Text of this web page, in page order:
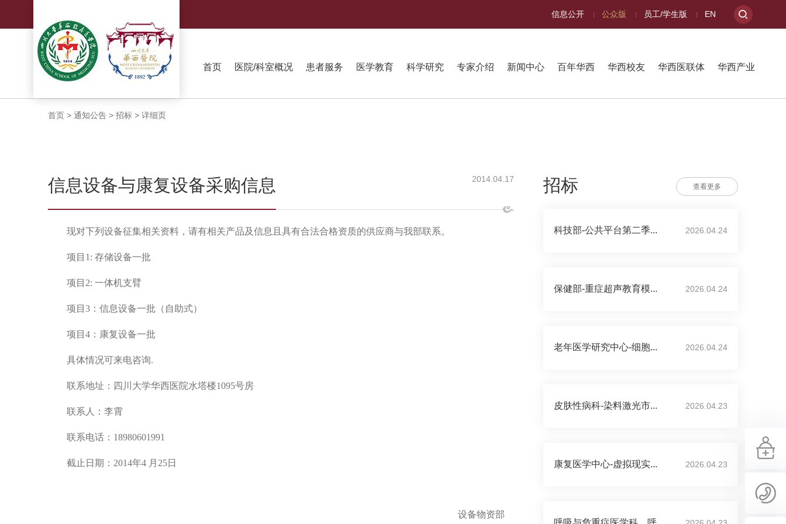
信息公开 公众版 员工/学生版 EN
首页 医院/科室概况 患者服务 医学教育 科学研究 专家介绍 新闻中心 百年华西 华西校友 华西医联体 华西产业
首页 > 通知公告 > 招标 > 详细页
信息设备与康复设备采购信息 2014.04.17
现对下列设备征集相关资料，请有相关产品及信息且具有合法合格资质的供应商与我部联系。
项目1: 存储设备一批
项目2: 一体机支臂
项目3：信息设备一批（自助式）
项目4：康复设备一批
具体情况可来电咨询.
联系地址：四川大学华西医院水塔楼1095号房
联系人：李霄
联系电话：18980601991
截止日期：2014年4 月25日
设备物资部
招标 查看更多
科技部-公共平台第二季... 2026.04.24
保健部-重症超声教育模... 2026.04.24
老年医学研究中心-细胞... 2026.04.24
皮肤性病科-染料激光市... 2026.04.23
康复医学中心-虚拟现实... 2026.04.23